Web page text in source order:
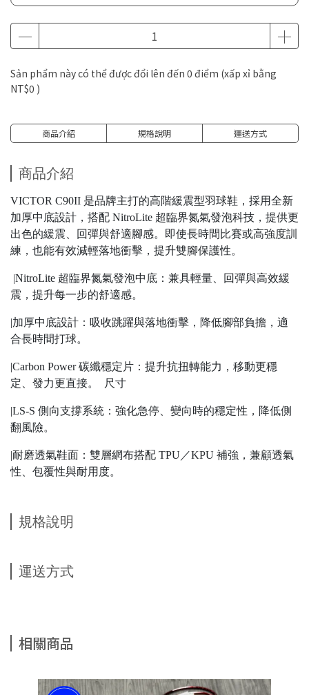
Sản phẩm này có thể được đổi lên đến 0 điểm (xấp xỉ bằng
NT$0 )
商品介紹 規格說明 運送方式
商品介紹
VICTOR C90II 是品牌主打的高階緩震型羽球鞋，採用全新
加厚中底設計，搭配 NitroLite 超臨界氮氣發泡科技，提供更
出色的緩震、回彈與舒適腳感。即使長時間比賽或高強度訓
練，也能有效減輕落地衝擊，提升雙腳保護性。
|NitroLite 超臨界氮氣發泡中底：兼具輕量、回彈與高效緩
震，提升每一步的舒適感。
|加厚中底設計：吸收跳躍與落地衝擊，降低腳部負擔，適
合長時間打球。
|Carbon Power 碳纖穩定片：提升抗扭轉能力，移動更穩
定、發力更直接。 尺寸
|LS-S 側向支撐系統：強化急停、變向時的穩定性，降低側
翻風險。
|耐磨透氣鞋面：雙層網布搭配 TPU／KPU 補強，兼顧透氣
性、包覆性與耐用度。
規格說明
運送方式
相關商品